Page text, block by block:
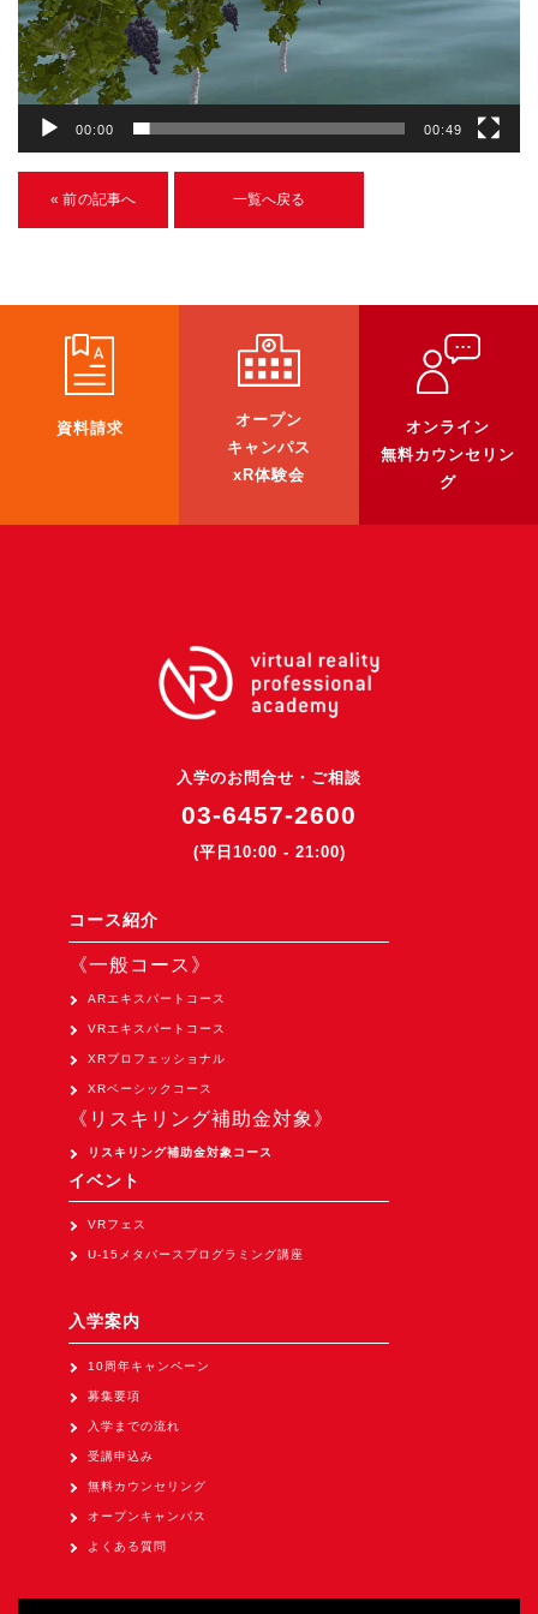
ブログ
アクセスマップ
《3DGS》
3DGSニュース
3D空間キャプチャーアプリ『Qoocan』
>XR Museum『Artlogue』開発中
HoloLens 2 アプリ開発研修
《研究会》
《展示会》
TOKYO DIGICONX2026
（1/8～10東京ビッグサイト）に出展。
オートモーティブワールド2026
（1/21～23東京ビッグサイト）に出展。
Tsumiki Community Day 2026
（5/27～28 秋葉原UDX）に出展。
求人申込み
オープンキャンパス
00:00 00:49
« 前の記事へ 一覧へ戻る
資料請求
オープン
キャンパス
xR体験会
オンライン
無料カウンセリン
グ
入学のお問合せ・ご相談
03-6457-2600
(平日10:00 - 21:00)
コース紹介
《一般コース》
ARエキスパートコース
VRエキスパートコース
XRプロフェッショナル
XRベーシックコース
《リスキリング補助金対象》
リスキリング補助金対象コース
イベント
VRフェス
U-15メタバースプログラミング講座
入学案内
10周年キャンペーン
募集要項
入学までの流れ
受講申込み
無料カウンセリング
オープンキャンパス
よくある質問